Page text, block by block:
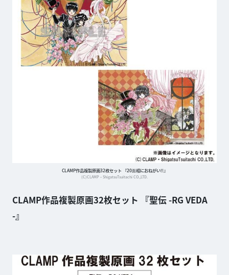
CLAMP作品複製原画32枚セット 『20⾯相におねがい!!』
(C)CLAMP・ShigatsuTsuitachi CO.,LTD.
CLAMP作品複製原画32枚セット 『聖伝 -RG VEDA
-』